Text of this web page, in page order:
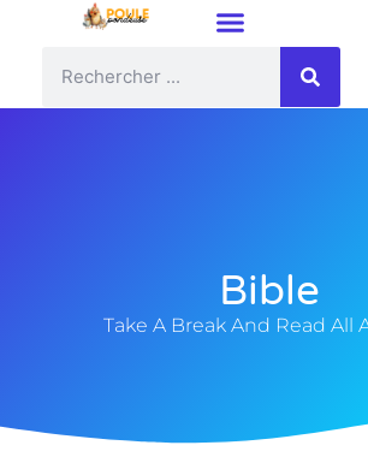
Bible
Take A Break And Read All